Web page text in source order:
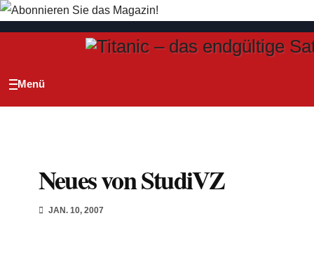
Zum
Neues von StudiVZ
JAN. 10, 2007